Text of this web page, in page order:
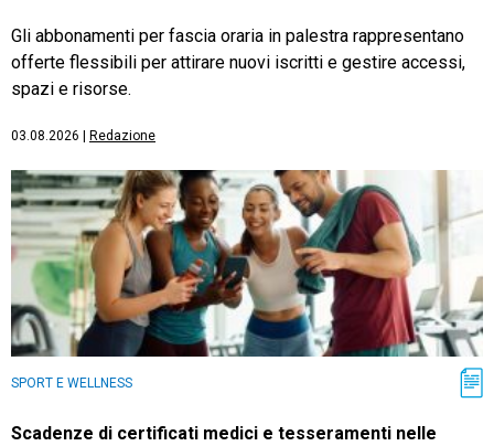
Gli abbonamenti per fascia oraria in palestra rappresentano
offerte flessibili per attirare nuovi iscritti e gestire accessi,
spazi e risorse.
03.08.2026 Redazione
SPORT E WELLNESS
Scadenze di certificati medici e tesseramenti nelle